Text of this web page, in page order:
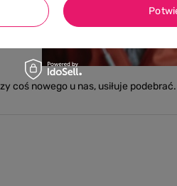
coś nowego u nas, usiłuje